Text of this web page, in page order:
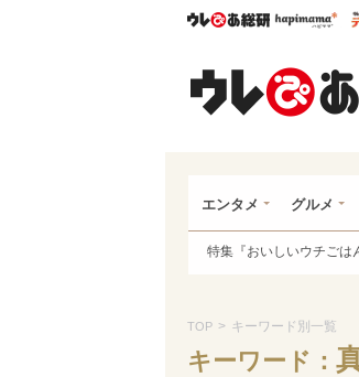
ウレぴあ総
エンタメ グルメ
特集『おいしいウチごは
TOP > キーワード別一覧
キーワード：